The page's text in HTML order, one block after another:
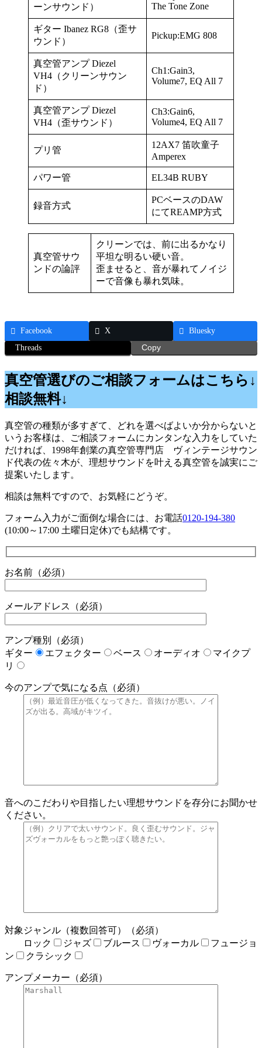
ーンサウンド）
The Tone Zone
ギター Ibanez RG8（歪サ
ウンド）
Pickup:EMG 808
真空管アンプ Diezel
VH4（クリーンサウン
ド）
Ch1:Gain3,
Volume7, EQ All 7
真空管アンプ Diezel
VH4（歪サウンド）
Ch3:Gain6,
Volume4, EQ All 7
プリ管
12AX7 笛吹童子
Amperex
パワー管 EL34B RUBY
録音方式
PCベースのDAW
にてREAMP方式
真空管サウ
ンドの論評
クリーンでは、前に出るかなり
平坦な明るい硬い音。
歪ませると、音が暴れてノイジ
ーで音像も暴れ気味。
Facebook X
Bluesky
Threads
Copy
真空管選びのご相談フォームはこちら↓
相談無料↓
真空管の種類が多すぎて、どれを選べばよいか分からないと
いうお客様は、ご相談フォームにカンタンな入力をしていた
だければ、1998年創業の真空管専門店 ヴィンテージサウン
ド代表の佐々木が、理想サウンドを叶える真空管を誠実にご
提案いたします。
相談は無料ですので、お気軽にどうぞ。
フォーム入力がご面倒な場合には、お電話0120-194-380
(10:00～17:00 土曜日定休)でも結構です。
お名前（必須）
メールアドレス（必須）
アンプ種別（必須）
ギター
エフェクター ベース オーディオ
マイクプ
リ
今のアンプで気になる点（必須）
音へのこだわりや目指したい理想サウンドを存分にお聞かせ
ください。
対象ジャンル（複数回答可）（必須）
ロック
ジャズ ブルース ヴォーカル
フュージョ
ン
クラシック
アンプメーカー（必須）